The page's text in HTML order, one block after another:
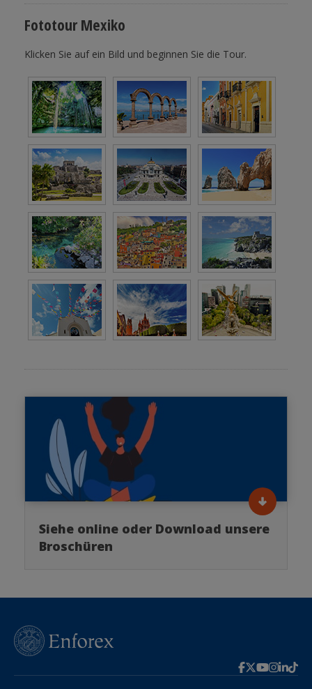
Fototour Mexiko
Klicken Sie auf ein Bild und beginnen Sie die Tour.
Siehe online oder Download unsere
Broschüren